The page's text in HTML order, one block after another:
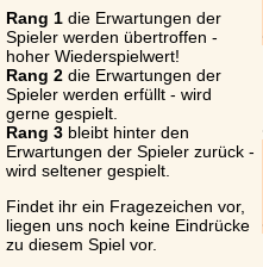
Rang 1 die Erwartungen der
Spieler werden übertroffen -
hoher Wiederspielwert!
Rang 2 die Erwartungen der
Spieler werden erfüllt - wird
gerne gespielt.
Rang 3 bleibt hinter den
Erwartungen der Spieler zurück -
wird seltener gespielt.
Findet ihr ein Fragezeichen vor,
liegen uns noch keine Eindrücke
zu diesem Spiel vor.